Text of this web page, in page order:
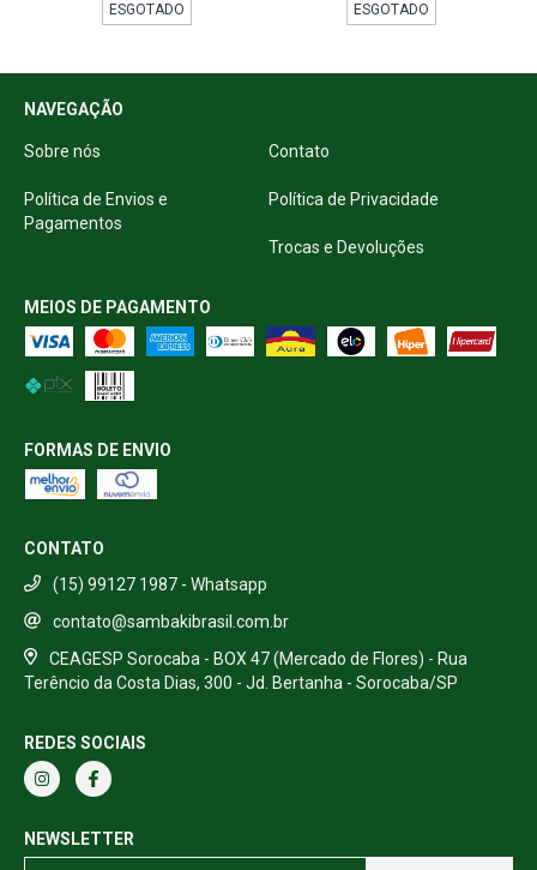
ESGOTADO ESGOTADO
NAVEGAÇÃO
Sobre nós Contato
Política de Envios e
Pagamentos
Política de Privacidade
Trocas e Devoluções
MEIOS DE PAGAMENTO
FORMAS DE ENVIO
CONTATO
(15) 99127 1987 - Whatsapp
contato@sambakibrasil.com.br
CEAGESP Sorocaba - BOX 47 (Mercado de Flores) - Rua
Terêncio da Costa Dias, 300 - Jd. Bertanha - Sorocaba/SP
REDES SOCIAIS
NEWSLETTER